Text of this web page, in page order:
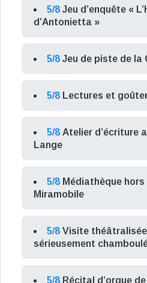
5/8 Jeu d’enquête «
d’Antonietta »
5/8 Jeu de piste de la
5/8 Lectures et
5/8 Atelier d’écriture
Lange
5/8 Médiathèque
Miramobile
5/8 Visite
sérieusement
5/8 Récital d’orgue